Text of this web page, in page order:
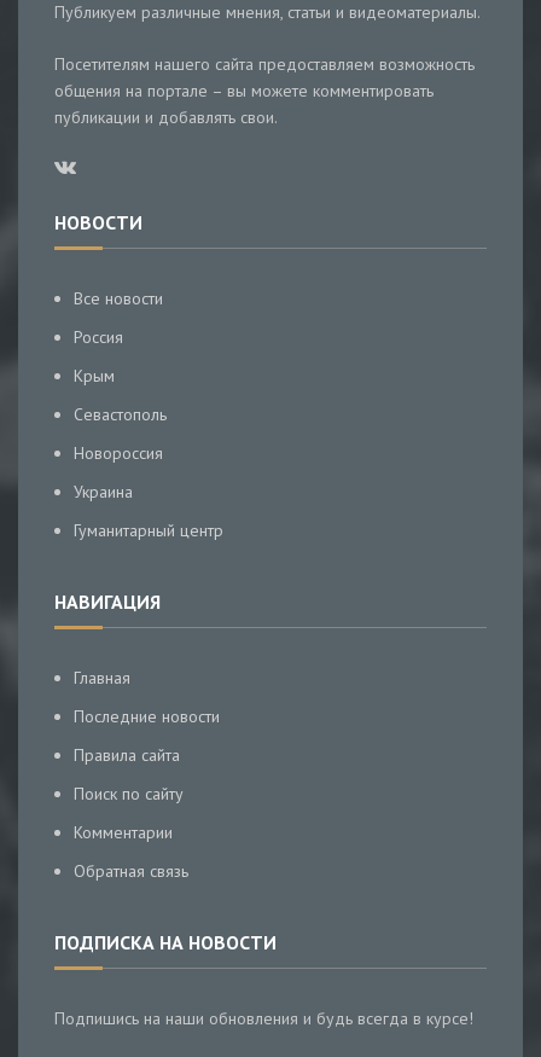
Публикуем различные мнения, статьи и видеоматериалы.
Посетителям нашего сайта предоставляем возможность
общения на портале – вы можете комментировать
публикации и добавлять свои.
НОВОСТИ
Все новости
Россия
Крым
Севастополь
Новороссия
Украина
Гуманитарный центр
НАВИГАЦИЯ
Главная
Последние новости
Правила сайта
Поиск по сайту
Комментарии
Обратная связь
ПОДПИСКА НА НОВОСТИ
Подпишись на наши обновления и будь всегда в курсе!